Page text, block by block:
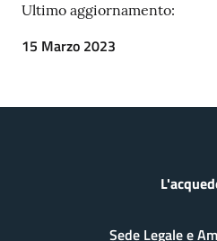
Ultimo aggiornamento:
15 Marzo 2023
Sede Legale e